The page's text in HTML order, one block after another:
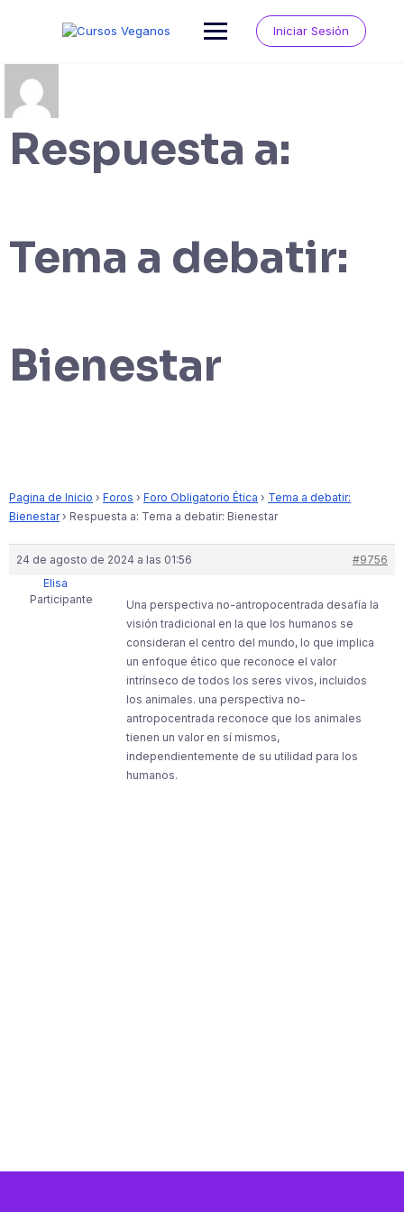
Iniciar Sesión
Respuesta a:
Tema a debatir:
Bienestar
Pagina de Inicio › Foros › Foro Obligatorio Ética › Tema a debatir:
Bienestar › Respuesta a: Tema a debatir: Bienestar
24 de agosto de 2024 a las 01:56
#9756
Elisa
Participante
Una perspectiva no-antropocentrada desafía la
visión tradicional en la que los humanos se
consideran el centro del mundo, lo que implica
un enfoque ético que reconoce el valor
intrínseco de todos los seres vivos, incluidos
los animales. una perspectiva no-
antropocentrada reconoce que los animales
tienen un valor en sí mismos,
independientemente de su utilidad para los
humanos.